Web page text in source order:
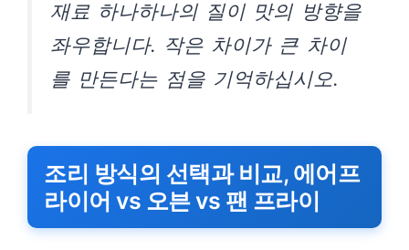
재료 하나하나의 질이 맛의 방향을
좌우합니다. 작은 차이가 큰 차이
를 만든다는 점을 기억하십시오.
조리 방식의 선택과 비교, 에어프
라이어 vs 오븐 vs 팬 프라이